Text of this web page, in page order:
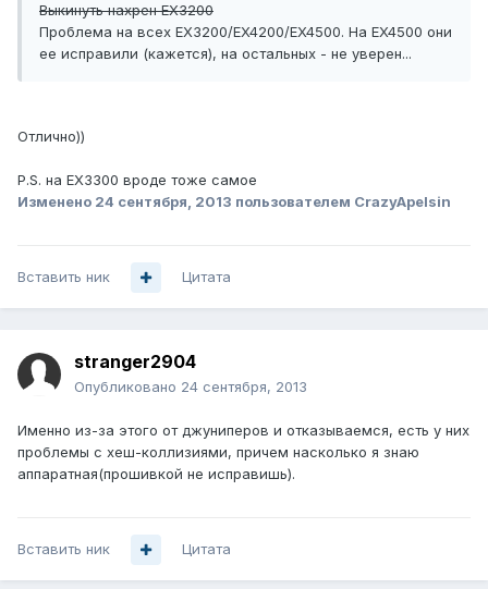
Выкинуть нахрен EX3200
Проблема на всех EX3200/EX4200/EX4500. На EX4500 они
ее исправили (кажется), на остальных - не уверен...
Отлично))
P.S. на EX3300 вроде тоже самое
Изменено 24 сентября, 2013 пользователем CrazyApelsin
Вставить ник Цитата
stranger2904
Опубликовано 24 сентября, 2013
Именно из-за этого от джуниперов и отказываемся, есть у них
проблемы с хеш-коллизиями, причем насколько я знаю
аппаратная(прошивкой не исправишь).
Вставить ник Цитата